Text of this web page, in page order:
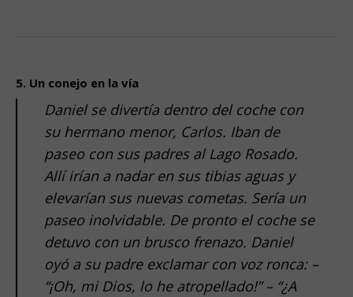
5. Un conejo en la vía
Daniel se divertía dentro del coche con
su hermano menor, Carlos. Iban de
paseo con sus padres al Lago Rosado.
Allí irían a nadar en sus tibias aguas y
elevarían sus nuevas cometas. Sería un
paseo inolvidable. De pronto el coche se
detuvo con un brusco frenazo. Daniel
oyó a su padre exclamar con voz ronca: –
“¡Oh, mi Dios, lo he atropellado!” – “¿A